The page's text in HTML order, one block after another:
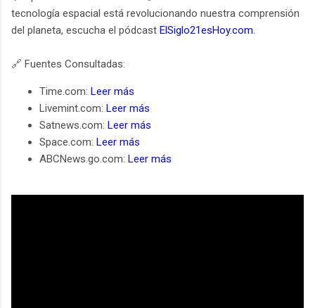
tecnología espacial está revolucionando nuestra comprensión
del planeta, escucha el pódcast ElSiglo21esHoy.com.
🔗 Fuentes Consultadas:
Time.com: Leer más
Livemint.com: Leer más
Satnews.com: Leer más
Space.com: Leer más
ABCNews.go.com: Leer más